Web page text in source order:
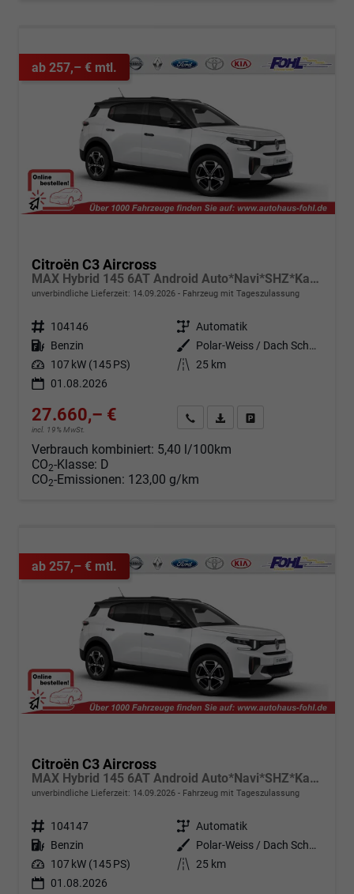
ab 257,– € mtl.
Citroën C3 Aircross
MAX Hybrid 145 6AT Android Auto*Navi*SHZ*Kamera*Totwinkel*Keyless*17"*Klimaauto
unverbindliche Lieferzeit: 14.09.2026 Fahrzeug mit Tageszulassung
Fahrzeugnr. 104146 Getriebe Automatik
Kraftstoff Benzin Außenfarbe
Polar-Weiss / Dach Schwarz
Leistung 107 kW (145 PS) Kilometerstand 25 km
01.08.2026
27.660,– €
incl. 19% MwSt.
Angebot anfordern
Fahrzeugexpose (PDF)
Verbrauch kombiniert: 5,40 l/100km
CO2-Klasse: D
CO2-Emissionen: 123,00 g/km
ab 257,– € mtl.
Citroën C3 Aircross
MAX Hybrid 145 6AT Android Auto*Navi*SHZ*Kamera*Totwinkel*Keyless*17"*Klimaauto
unverbindliche Lieferzeit: 14.09.2026 Fahrzeug mit Tageszulassung
Fahrzeugnr. 104147 Getriebe Automatik
Kraftstoff Benzin Außenfarbe
Polar-Weiss / Dach Schwarz
Leistung 107 kW (145 PS) Kilometerstand 25 km
01.08.2026